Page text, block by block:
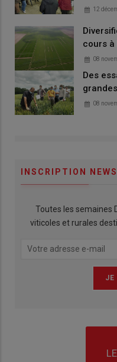
12
cours à
08
Des
08
INSCRIPTION
Toutes les semaines
viticoles et rurales